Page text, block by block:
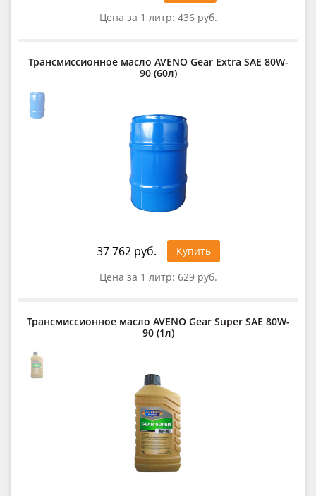
Цена за 1 литр: 436 руб.
Трансмиссионное масло AVENO Gear Extra SAE 80W-
90 (60л)
37 762 руб.
Купить
Цена за 1 литр: 629 руб.
Трансмиссионное масло AVENO Gear Super SAE 80W-
90 (1л)